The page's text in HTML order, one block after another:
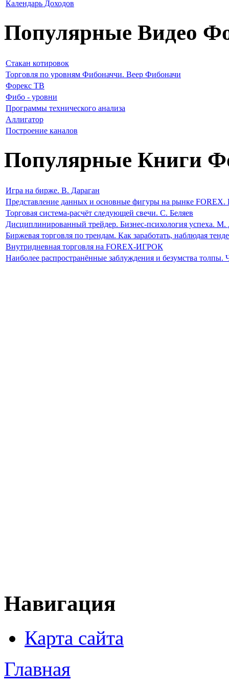
Календарь Доходов
Популярные Видео
Стакан котировок
Торговля по уровням Фибоначчи. Веер Фибоначи
Форекс ТВ
Фибо - уровни
Программы технического анализа
Аллигатор
Построение каналов
Популярные Книги
Игра на бирже. В. Дараган
Представление данных и основные фигуры на рынке
Торговая система-расчёт следующей свечи. С. Беляев
Дисциплинированный трейдер. Бизнес-психология успеха. М.
Биржевая торговля по трендам. Как заработать, наблюдая
Внутридневная торговля на FOREX-ИГРОК
Наиболее распространённые заблуждения и безумства толпы.
Навигация
Карта сайта
Главная